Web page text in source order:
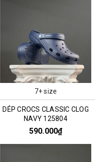
7+ size
DÉP CROCS CLASSIC CLOG
NAVY 125804
590.000₫